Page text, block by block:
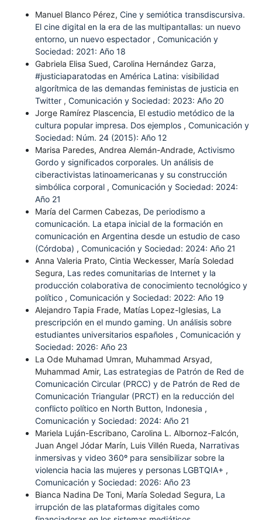
Manuel Blanco Pérez, Cine y semiótica transdiscursiva.
El cine digital en la era de las multipantallas: un nuevo
entorno, un nuevo espectador , Comunicación y
Sociedad: 2021: Año 18
Gabriela Elisa Sued, Carolina Hernández Garza,
#justiciaparatodas en América Latina: visibilidad
algorítmica de las demandas feministas de justicia en
Twitter , Comunicación y Sociedad: 2023: Año 20
Jorge Ramírez Plascencia, El estudio metódico de la
cultura popular impresa. Dos ejemplos , Comunicación y
Sociedad: Núm. 24 (2015): Año 12
Marisa Paredes, Andrea Alemán-Andrade, Activismo
Gordo y significados corporales. Un análisis de
ciberactivistas latinoamericanas y su construcción
simbólica corporal , Comunicación y Sociedad: 2024:
Año 21
María del Carmen Cabezas, De periodismo a
comunicación. La etapa inicial de la formación en
comunicación en Argentina desde un estudio de caso
(Córdoba) , Comunicación y Sociedad: 2024: Año 21
Anna Valeria Prato, Cintia Weckesser, María Soledad
Segura, Las redes comunitarias de Internet y la
producción colaborativa de conocimiento tecnológico y
político , Comunicación y Sociedad: 2022: Año 19
Alejandro Tapia Frade, Matías Lopez-Iglesias, La
prescripción en el mundo gaming. Un análisis sobre
estudiantes universitarios españoles , Comunicación y
Sociedad: 2026: Año 23
La Ode Muhamad Umran, Muhammad Arsyad,
Muhammad Amir, Las estrategias de Patrón de Red de
Comunicación Circular (PRCC) y de Patrón de Red de
Comunicación Triangular (PRCT) en la reducción del
conflicto político en North Button, Indonesia ,
Comunicación y Sociedad: 2024: Año 21
Mariela Luján-Escribano, Carolina L. Albornoz-Falcón,
Juan Angel Jódar Marín, Luis Villén Rueda, Narrativas
inmersivas y video 360º para sensibilizar sobre la
violencia hacia las mujeres y personas LGBTQIA+ ,
Comunicación y Sociedad: 2026: Año 23
Bianca Nadina De Toni, María Soledad Segura, La
irrupción de las plataformas digitales como